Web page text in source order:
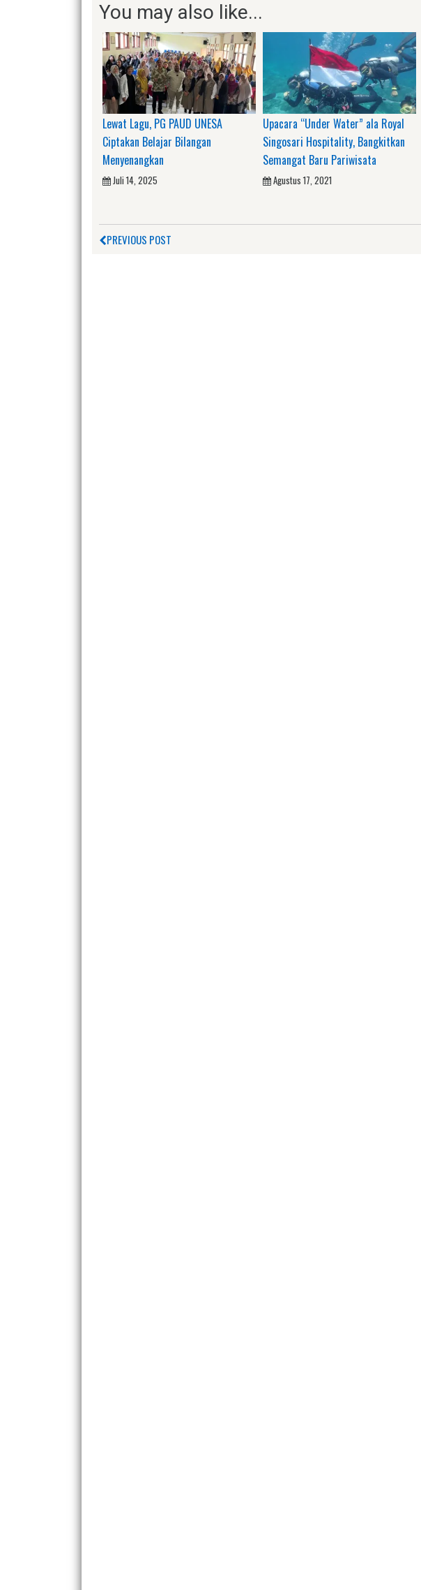
You may also like...
Lewat Lagu, PG PAUD UNESA
Ciptakan Belajar Bilangan
Menyenangkan
Juli 14, 2025
Upacara “Under Water” ala Royal
Singosari Hospitality, Bangkitkan
Semangat Baru Pariwisata
Agustus 17, 2021
PREVIOUS POST